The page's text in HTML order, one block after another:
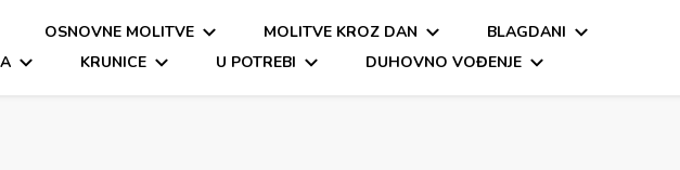
molitva
oče naš, zdravo marijo
OSNOVNE MOLITVE MOLITVE KROZ DAN
BLAGDANI
KRUNICE U POTREBI DUHOVNO VOĐENJE